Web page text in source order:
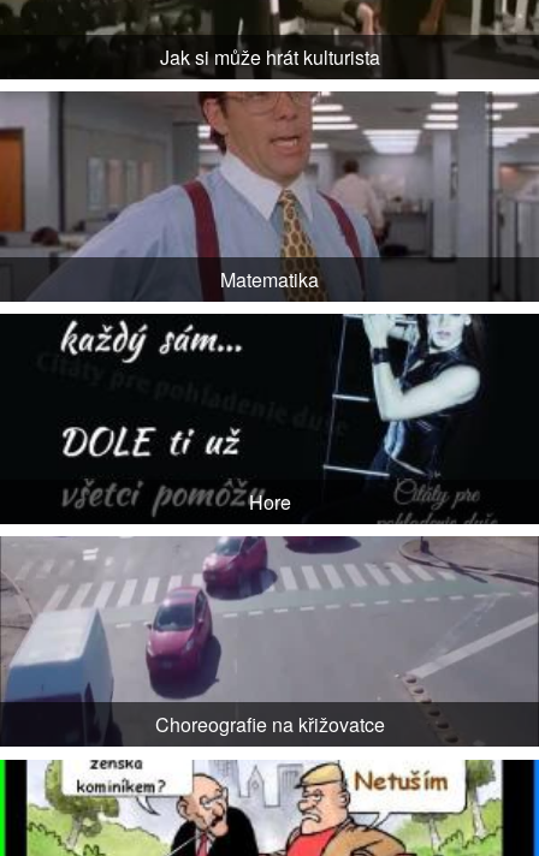
Jak si může hrát kulturista
Matematika
Hore
Choreografie na křižovatce